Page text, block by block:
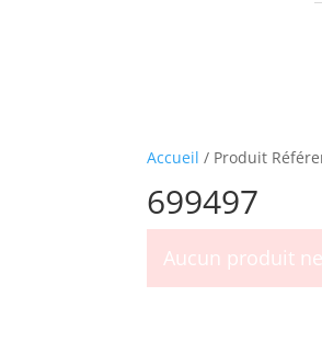
Accueil / Produit
699497
Aucun produit